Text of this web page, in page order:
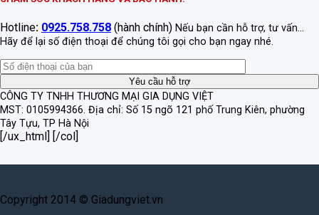
Hotline: 0925.758.758 (hành chính) Nếu bạn cần hỗ trợ, tư vấn...
Hãy để lại số điện thoại để chúng tôi gọi cho bạn ngay nhé.
CÔNG TY TNHH THƯƠNG MẠI GIA DỤNG VIỆT
MST: 0105994366. Địa chỉ: Số 15 ngõ 121 phố Trung Kiên, phường
Tây Tựu, TP Hà Nội
[/ux_html] [/col]
Copyright 2014 © Giadungviet.vn